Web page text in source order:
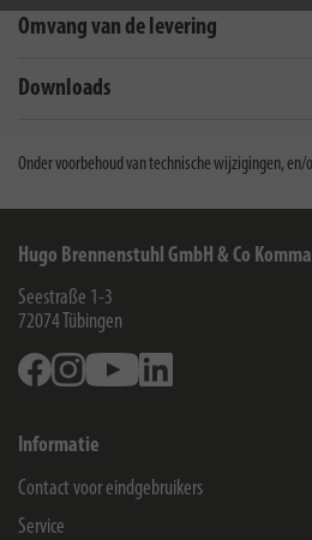
Omvang van de levering
Downloads
Onder voorbehoud van technische wijzigingen,
Hugo Brennenstuhl GmbH & Co
Seestraße 1-3
72074 Tübingen
FacebookInstagramYoutube
Informatie
Contact voor eindgebruikers
Service